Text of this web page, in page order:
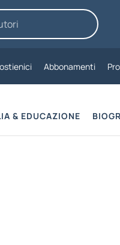
Abbonamenti
& EDUCAZIONE